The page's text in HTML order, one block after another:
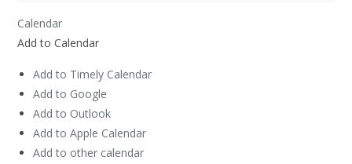
Calendar
Add to Calendar
Add to Timely Calendar
Add to Google
Add to Outlook
Add to Apple Calendar
Add to other calendar